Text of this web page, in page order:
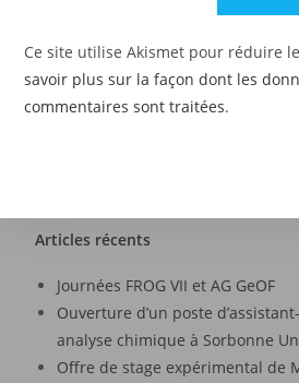
Ce site utilise Akismet pour réduire
savoir plus sur la façon dont les
commentaires sont traitées.
Articles récents
Journées FROG VII et AG GeOF
Ouverture d’un poste
analyse chimique à Sorbonne
Offre de stage expérimental de